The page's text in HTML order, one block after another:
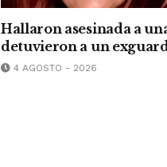
Hallaron asesinada a
detuvieron a un
4 AGOSTO - 2026